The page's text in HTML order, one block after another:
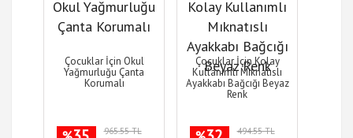
Çocuklar İçin Okul
Yağmurluğu Çanta
Korumalı
965.55 TL
Çocuklar İçin Kolay
Kullanımlı Mıknatıslı
Ayakkabı Bağcığı Beyaz
Renk
494.55 TL